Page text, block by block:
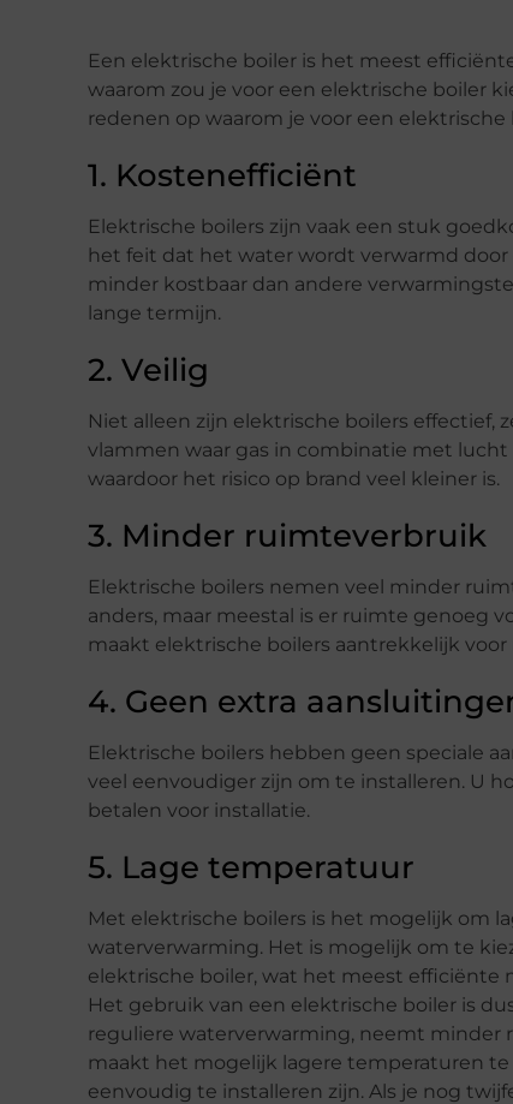
Een elektrische boiler is het meest
waarom zou je voor een elektrische boiler
redenen op waarom je voor een
1. Kostenefficiënt
Elektrische boilers zijn vaak een stuk
het feit dat het water wordt verwarmd door
minder kostbaar dan andere
lange termijn.
2. Veilig
Niet alleen zijn elektrische boilers effectief,
vlammen waar gas in combinatie met
waardoor het risico op brand veel kleiner is.
3. Minder ruimteverbruik
Elektrische boilers nemen veel minder
anders, maar meestal is er ruimte genoeg
maakt elektrische boilers aantrekkelijk
4. Geen extra
Elektrische boilers hebben geen speciale
veel eenvoudiger zijn om te installeren. U
betalen voor installatie.
5. Lage temperatuur
Met elektrische boilers is het mogelijk om
waterverwarming. Het is mogelijk om te
elektrische boiler, wat het meest efficiënte
Het gebruik van een elektrische boiler is
reguliere waterverwarming, neemt minder
maakt het mogelijk lagere temperaturen te
eenvoudig te installeren zijn. Als je nog